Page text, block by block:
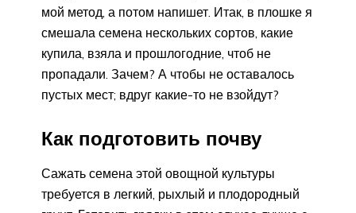
мой метод, а потом напишет. Итак, в плошке я
смешала семена нескольких сортов, какие
купила, взяла и прошлогодние, чтоб не
пропадали. Зачем? А чтобы не оставалось
пустых мест; вдруг какие-то не взойдут?
Как подготовить почву
Сажать семена этой овощной культуры
требуется в легкий, рыхлый и плодородный